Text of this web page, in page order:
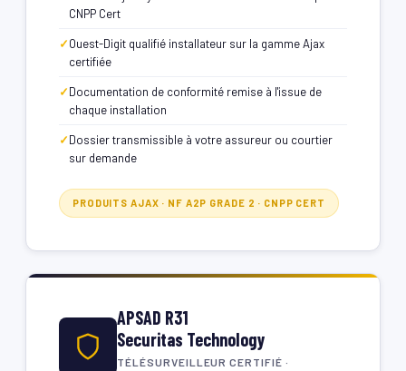
CNPP Cert
Ouest-Digit qualifié installateur sur la gamme Ajax
certifiée
Documentation de conformité remise à l'issue de
chaque installation
Dossier transmissible à votre assureur ou courtier
sur demande
PRODUITS AJAX · NF A2P GRADE 2 · CNPP CERT
APSAD R31
Securitas Technology
TÉLÉSURVEILLEUR CERTIFIÉ ·